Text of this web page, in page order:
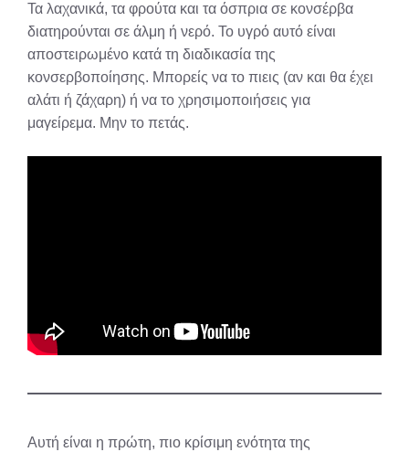
Τα λαχανικά, τα φρούτα και τα όσπρια σε κονσέρβα
διατηρούνται σε άλμη ή νερό. Το υγρό αυτό είναι
αποστειρωμένο κατά τη διαδικασία της
κονσερβοποίησης. Μπορείς να το πιεις (αν και θα έχει
αλάτι ή ζάχαρη) ή να το χρησιμοποιήσεις για
μαγείρεμα. Μην το πετάς.
Αυτή είναι η πρώτη, πιο κρίσιμη ενότητα της